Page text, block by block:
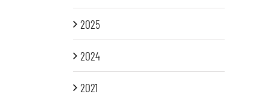
2025
2024
2021